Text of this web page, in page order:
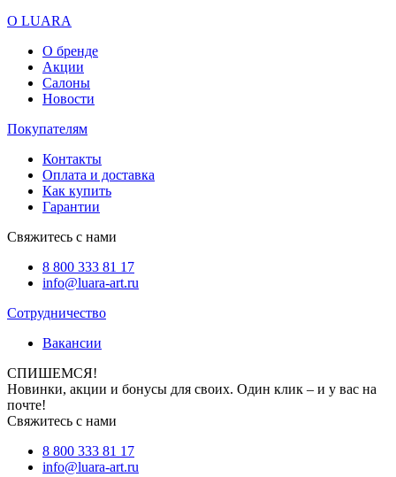
О LUARA
О бренде
Акции
Салоны
Новости
Покупателям
Контакты
Оплата и доставка
Как купить
Гарантии
Свяжитесь с нами
8 800 333 81 17
info@luara-art.ru
Сотрудничество
Вакансии
СПИШЕМСЯ!
Новинки, акции и бонусы для своих. Один клик – и у вас на
почте!
Свяжитесь с нами
8 800 333 81 17
info@luara-art.ru